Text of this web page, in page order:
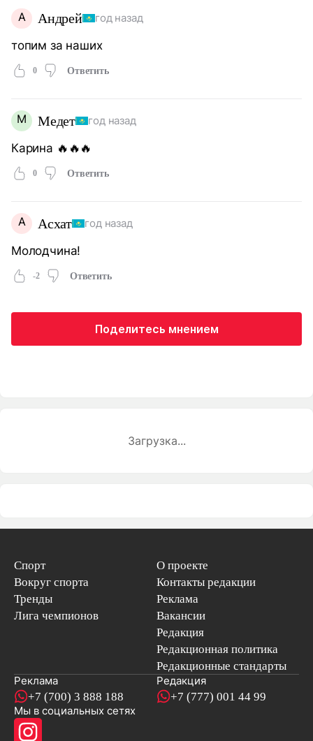
А Андрей год назад
топим за наших
0 Ответить
М Медет год назад
Карина 🔥🔥🔥
0 Ответить
А Асхат год назад
Молодчина!
-2 Ответить
Поделитесь мнением
Загрузка...
Спорт
Вокруг спорта
Тренды
Лига чемпионов
О проекте
Контакты редакции
Реклама
Вакансии
Редакция
Редакционная политика
Редакционные стандарты
Реклама
+7 (700) 3 888 188
Редакция
+7 (777) 001 44 99
Мы в социальных сетях